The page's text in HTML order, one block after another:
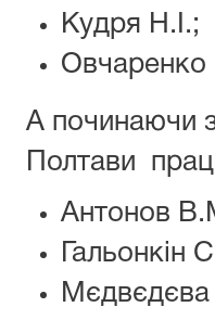
Кудря Н.І.;
Овчаренко
А починаючи
Полтави
Антонов
Гальонкін
Мєдвєдєва